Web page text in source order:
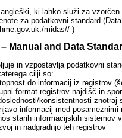
angleški, ki lahko služi za
za podatkovni standard
midas// )
– Manual and Data
in vzpostavlja podatkovni
cilji so:
do informacij iz registrov
format registrov najdišč in
konsistentnosti znotraj
informacij med posameznimi
starih informacijskih sistemov
in nadgradnjo teh registrov